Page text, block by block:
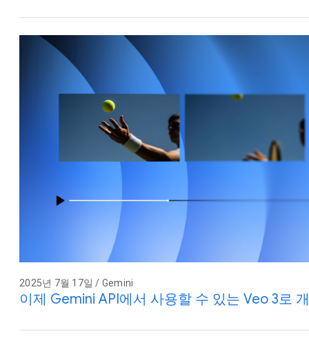
2025년 7월 17일 / Gemini
이제 Gemini API에서 사용할 수 있는 Veo 3로